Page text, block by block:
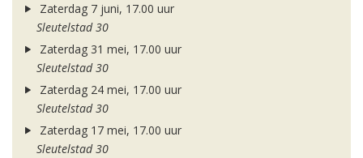
Zaterdag 7 juni, 17.00 uur
Sleutelstad 30
Zaterdag 31 mei, 17.00 uur
Sleutelstad 30
Zaterdag 24 mei, 17.00 uur
Sleutelstad 30
Zaterdag 17 mei, 17.00 uur
Sleutelstad 30